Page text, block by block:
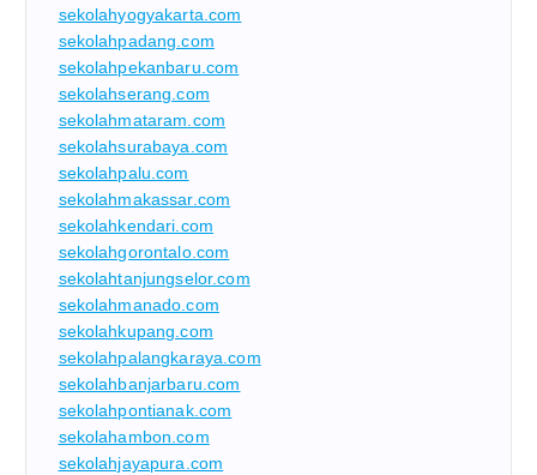
sekolahyogyakarta.com
sekolahpadang.com
sekolahpekanbaru.com
sekolahserang.com
sekolahmataram.com
sekolahsurabaya.com
sekolahpalu.com
sekolahmakassar.com
sekolahkendari.com
sekolahgorontalo.com
sekolahtanjungselor.com
sekolahmanado.com
sekolahkupang.com
sekolahpalangkaraya.com
sekolahbanjarbaru.com
sekolahpontianak.com
sekolahambon.com
sekolahjayapura.com